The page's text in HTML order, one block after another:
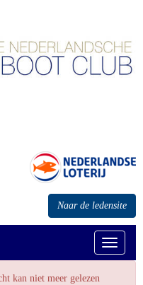
Naar de ledensite
Toggle
kan niet meer gelezen